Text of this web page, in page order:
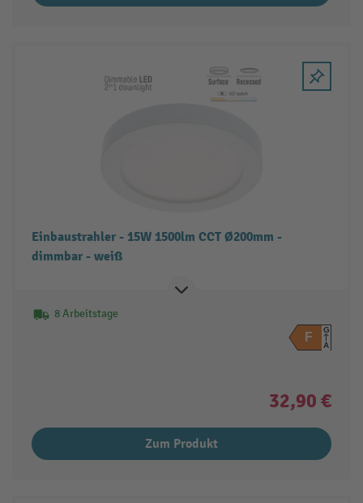
Einbaustrahler - 15W 1500lm CCT Ø200mm -
dimmbar - weiß
8 Arbeitstage
F
G
A
32,90 €
Zum Produkt